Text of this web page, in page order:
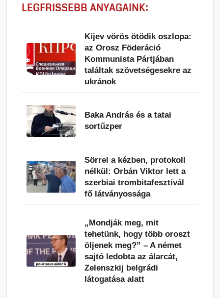
LEGFRISSEBB ANYAGAINK:
Kijev vörös ötödik oszlopa:
az Orosz Föderáció
Kommunista Pártjában
találtak szövetségesekre az
ukránok
Baka András és a tatai
sortűzper
Sörrel a kézben, protokoll
nélkül: Orbán Viktor lett a
szerbiai trombitafesztivál
fő látványossága
„Mondják meg, mit
tehetünk, hogy több oroszt
öljenek meg?” – A német
sajtó ledobta az álarcát,
Zelenszkij belgrádi
látogatása alatt